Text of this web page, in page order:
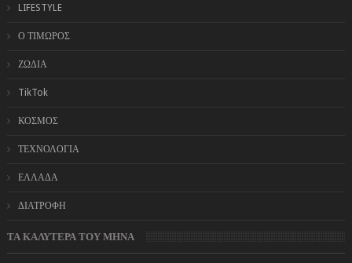
LIFESTYLE
Ο ΤΙΜΩΡΟΣ
ΖΩΔΙΑ
TikTok
ΚΟΣΜΟΣ
ΤΕΧΝΟΛΟΓΙΑ
ΕΛΛΑΔΑ
ΔΙΑΤΡΟΦΗ
ΤΑ ΚΑΛΥΤΕΡΑ ΤΟΥ ΜΗΝΑ